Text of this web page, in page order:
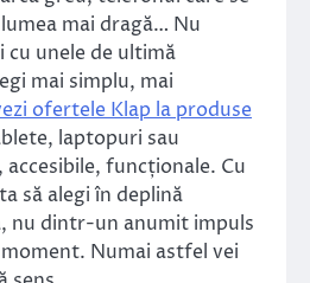
mai dragă… Nu
cu unele de ultimă
mai simplu, mai
ofertele Klap la produse
laptopuri sau
funcționale. Cu
să alegi în deplină
nu dintr-un anumit impuls
Numai astfel vei